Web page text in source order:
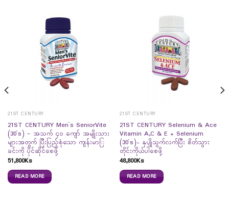
21ST CENTURY
21ST CENTURY Men`s SeniorVite
(30`s) – အသက် ၄၀ ကျော် အမျိုးသား
များအတွက် ပြီးပြည့်စုံသော ကျန်းမာြ
ခင်းကို ပိုင်ဆိုင်စေဖို့
51,800Ks
READ MORE
21ST CENTURY
21ST CENTURY Selenium & Ace
Vitamin A,C & E + Selenium
(30`s)- နုပျိုသွက်လက်ပြီး စိတ်သွား
တိုင်းကိုယ်ပါစေဖို့
48,800Ks
READ MORE